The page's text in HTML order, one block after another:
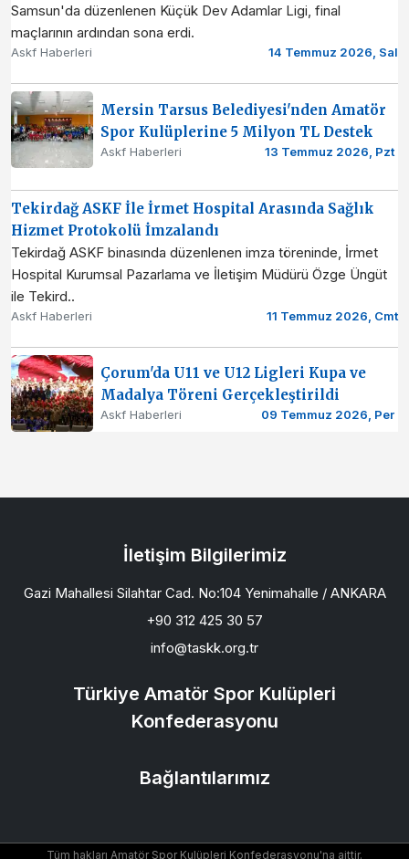
Samsun'da düzenlenen Küçük Dev Adamlar Ligi, final
maçlarının ardından sona erdi.
Askf Haberleri 14 Temmuz 2026, Sal
Mersin Tarsus Belediyesi'nden Amatör
Spor Kulüplerine 5 Milyon TL Destek
Askf Haberleri 13 Temmuz 2026, Pzt
Tekirdağ ASKF İle İrmet Hospital Arasında Sağlık
Hizmet Protokolü İmzalandı
Tekirdağ ASKF binasında düzenlenen imza töreninde, İrmet
Hospital Kurumsal Pazarlama ve İletişim Müdürü Özge Üngüt
ile Tekird..
Askf Haberleri 11 Temmuz 2026, Cmt
Çorum'da U11 ve U12 Ligleri Kupa ve
Madalya Töreni Gerçekleştirildi
Askf Haberleri 09 Temmuz 2026, Per
İletişim Bilgilerimiz
Gazi Mahallesi Silahtar Cad. No:104 Yenimahalle / ANKARA
+90 312 425 30 57
info@taskk.org.tr
Türkiye Amatör Spor Kulüpleri
Konfederasyonu
Bağlantılarımız
Tüm hakları Amatör Spor Kulüpleri Konfederasyonu'na aittir.